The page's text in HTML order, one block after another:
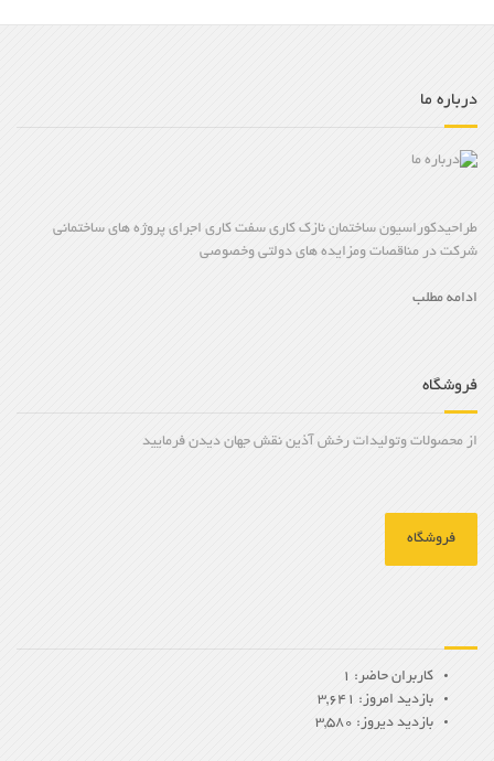
درباره ما
طراحیدکوراسیون ساختمان نازک کاری سفت کاری اجرای پروژه های ساختمانی
شرکت در مناقصات ومزایده های دولتی وخصوصی
ادامه مطلب
فروشگاه
از محصولات وتولیدات رخش آذین نقش جهان دیدن فرمایید
فروشگاه
کاربران حاضر: 1
بازدید امروز: 3,641
بازدید دیروز: 3,580